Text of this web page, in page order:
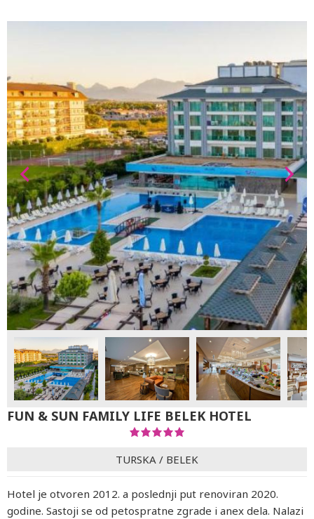
FUN & SUN FAMILY LIFE BELEK HOTEL
TURSKA / BELEK
Hotel je otvoren 2012. a poslednji put renoviran 2020.
godine. Sastoji se od petospratne zgrade i anex dela. Nalazi